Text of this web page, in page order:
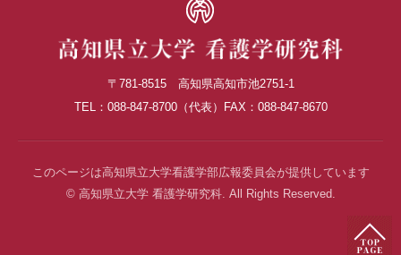
〒781-8515 高知県高知市池2751-1
TEL：088-847-8700（代表） FAX：088-847-8670
このページは高知県立大学看護学部広報委員会が提供しています
© 高知県立大学 看護学研究科. All Rights Reserved.